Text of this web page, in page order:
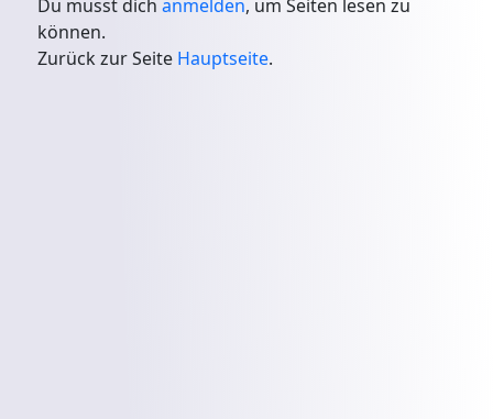
Du musst dichanmelden, um Seiten lesen zu
können.
Zurück zur Seite Hauptseite.